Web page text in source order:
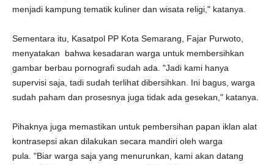
menjadi kampung tematik kuliner dan wisata religi," katanya.
Sementara itu, Kasatpol PP Kota Semarang, Fajar Purwoto,
menyatakan bahwa kesadaran warga untuk membersihkan
gambar berbau pornografi sudah ada. "Jadi kami hanya
supervisi saja, tadi sudah terlihat dibersihkan. Ini bagus, warga
sudah paham dan prosesnya juga tidak ada gesekan," katanya.
Pihaknya juga memastikan untuk pembersihan papan iklan alat
kontrasepsi akan dilakukan secara mandiri oleh warga
pula. "Biar warga saja yang menurunkan, kami akan datang